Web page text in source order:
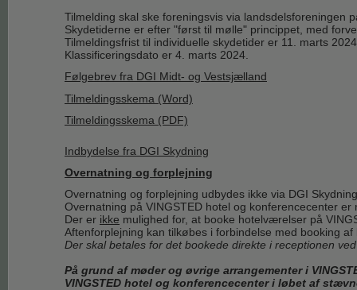
Tilmelding skal ske foreningsvis via landsdelsforeningen
Skydetiderne er efter "først til mølle" princippet, med
Tilmeldingsfrist til individuelle skydetider er 11. marts
Klassificeringsdato er 4. marts 2024.
Følgebrev fra DGI Midt- og Vestsjælland
Tilmeldingsskema (Word)
Tilmeldingsskema (PDF)
Indbydelse fra DGI Skydning
Overnatning og forplejning
Overnatning og forplejning udbydes ikke via DGI
Overnatning på VINGSTED hotel og konferencecenter
Der er ikke mulighed for, at booke hotelværelser på
Aftenforplejning kan tilkøbes i forbindelse med booking af
Der skal betales for det bookede direkte i receptionen
På grund af møder og øvrige arrangementer i
VINGSTED hotel og konferencecenter i løbet af